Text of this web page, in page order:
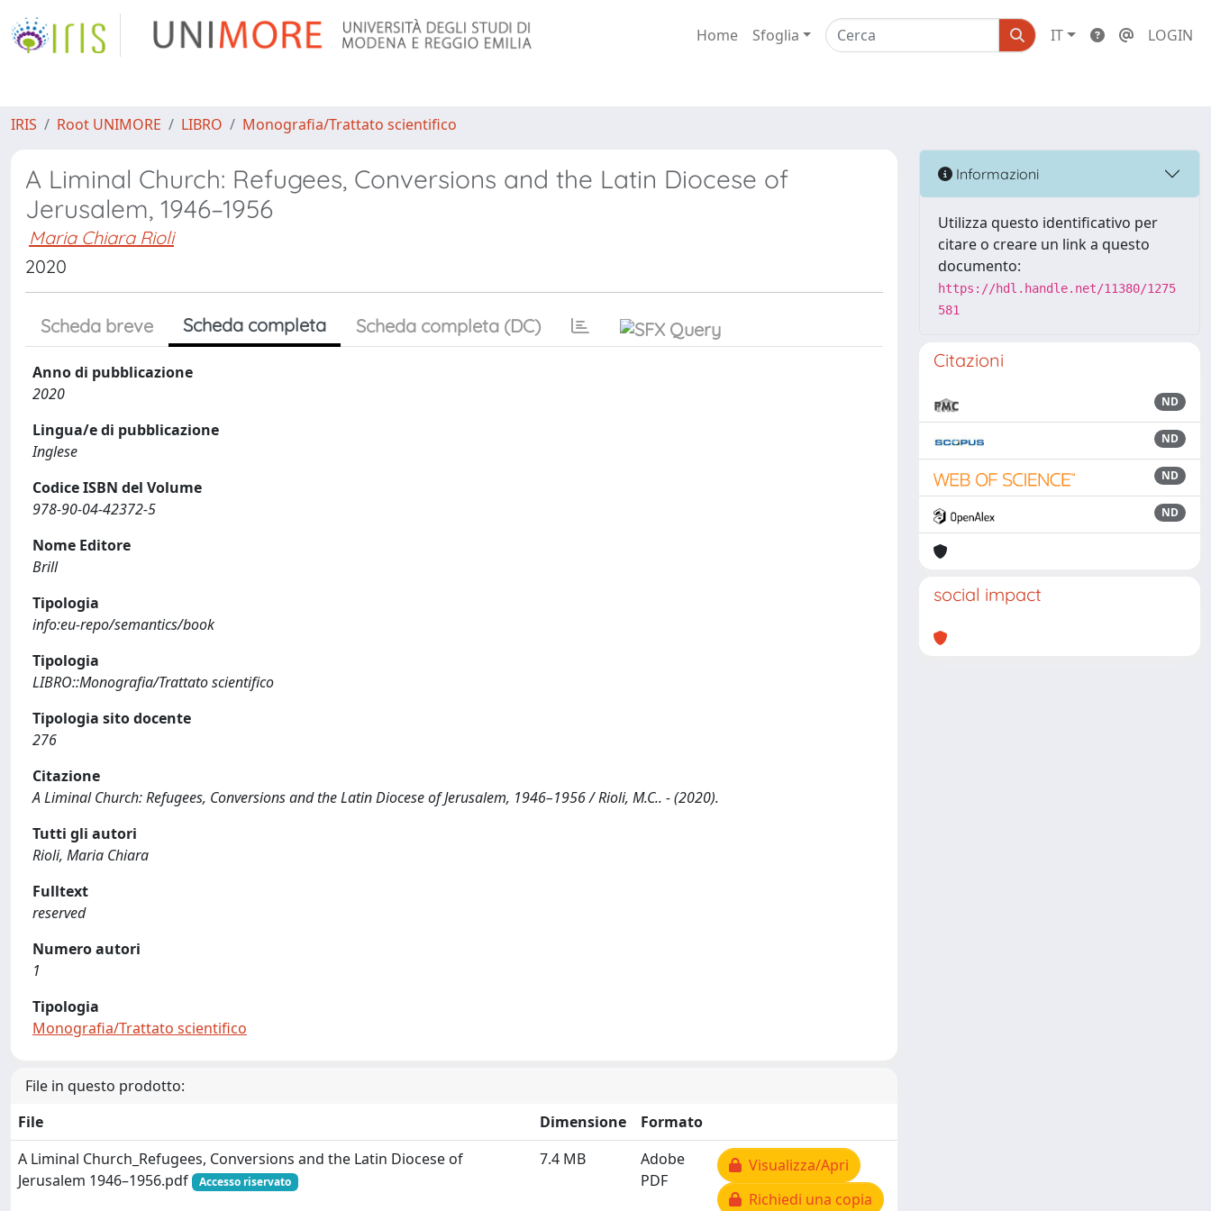
Home Sfoglia IT LOGIN
IRIS Root UNIMORE LIBRO Monografia/Trattato scientifico
A Liminal Church: Refugees, Conversions and the Latin Diocese of
Jerusalem, 1946–1956
Maria Chiara Rioli
2020
Scheda breve Scheda completa Scheda completa (DC)
Anno di pubblicazione
2020
Lingua/e di pubblicazione
Inglese
Codice ISBN del Volume
978-90-04-42372-5
Nome Editore
Brill
Tipologia
info:eu-repo/semantics/book
Tipologia
LIBRO::Monografia/Trattato scientifico
Tipologia sito docente
276
Citazione
A Liminal Church: Refugees, Conversions and the Latin Diocese of Jerusalem, 1946–1956 / Rioli, M.C.. - (2020).
Tutti gli autori
Rioli, Maria Chiara
Fulltext
reserved
Numero autori
1
Tipologia
Monografia/Trattato scientifico
File in questo prodotto:
File
Dimensione
Formato
A Liminal Church_Refugees, Conversions and the Latin Diocese of
Jerusalem 1946–1956.pdf
Accesso riservato
7.4 MB
Adobe
PDF
Visualizza/Apri
Richiedi una copia
Informazioni
Utilizza questo identificativo per
citare o creare un link a questo
documento:
https://hdl.handle.net/11380/1275
581
Citazioni
ND
ND
ND
ND
social impact